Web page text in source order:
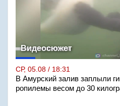
Видеосюжет
СР, 05.08 / 18:31
В Амурский залив заплыли
ропилемы весом до 30